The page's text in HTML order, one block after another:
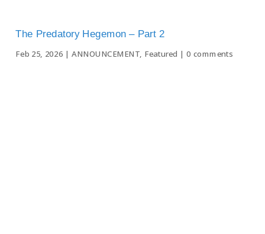
The Predatory Hegemon – Part 2
Feb 25, 2026|ANNOUNCEMENT, Featured | 0 comments